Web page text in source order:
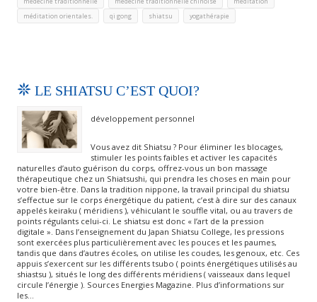
méditation orientales. qi gong shiatsu yogathérapie
LE SHIATSU C’EST QUOI?
développement personnel
Vous avez dit Shiatsu ? Pour éliminer les blocages,
stimuler les points faibles et activer les capacités
naturelles d’auto guérison du corps, offrez-vous un bon massage
thérapeutique chez un Shiatsushi, qui prendra les choses en main pour
votre bien-être. Dans la tradition nippone, la travail principal du shiatsu
s’effectue sur le corps énergétique du patient, c’est à dire sur des canaux
appelés keiraku ( méridiens ), véhiculant le souffle vital, ou au travers de
points régulants celui-ci. Le shiatsu est donc « l’art de la pression
digitale ». Dans l’enseignement du Japan Shiatsu College, les pressions
sont exercées plus particulièrement avec les pouces et les paumes,
tandis que dans d’autres écoles, on utilise les coudes, les genoux, etc. Ces
appuis s’exercent sur les différents tsubo ( points énergétiques utilisés au
shiastsu ), situés le long des différents méridiens ( vaisseaux dans lequel
circule l’énergie ). Sources Energies Magazine. Plus d’informations sur
les…